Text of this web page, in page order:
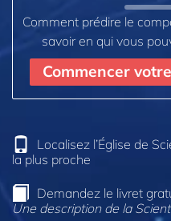
Comment prédire le
savoir en qui vous
Commencer
Localisez l’Église de
la plus proche
Demandez le livret
Une description de la